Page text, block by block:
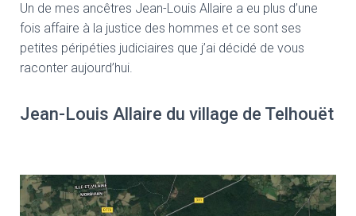
Un de mes ancêtres Jean-Louis Allaire a eu plus d’une
fois affaire à la justice des hommes et ce sont ses
petites péripéties judiciaires que j’ai décidé de vous
raconter aujourd’hui.
Jean-Louis Allaire du village de Telhouët